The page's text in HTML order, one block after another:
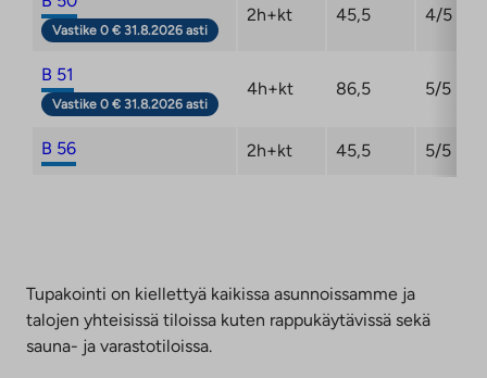
Vastike 0 € 31.8.2026 asti
2h+kt 45,5 4/5
B 51
Vastike 0 € 31.8.2026 asti
4h+kt 86,5 5/5
B 56 2h+kt 45,5 5/5
Tupakointi on kiellettyä kaikissa asunnoissamme ja
talojen yhteisissä tiloissa kuten rappukäytävissä sekä
sauna- ja varastotiloissa.